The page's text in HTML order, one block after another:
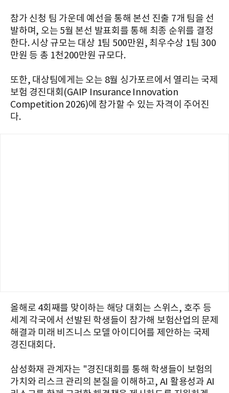
참가 신청 팀 가운데 예선을 통해 본선 진출 7개 팀을 선
발하며, 오는 5월 본선 발표회를 통해 최종 순위를 결정
한다. 시상 규모는 대상 1팀 500만원, 최우수상 1팀 300
만원 등 총 1천200만원 규모다.
또한, 대상팀에게는 오는 8월 싱가포르에서 열리는 국제
보험 경진대회(GAIP Insurance Innovation
Competition 2026)에 참가할 수 있는 자격이 주어진
다.
올해로 4회째를 맞이하는 해당 대회는 스위스, 호주 등
세계 각국에서 선발된 학생들이 참가해 보험산업의 문제
해결과 미래 비즈니스 모델 아이디어를 제안하는 국제
경진대회다.
삼성화재 관계자는 "경진대회를 통해 학생들이 보험의
가치와 리스크 관리의 본질을 이해하고, AI 활용성과 AI